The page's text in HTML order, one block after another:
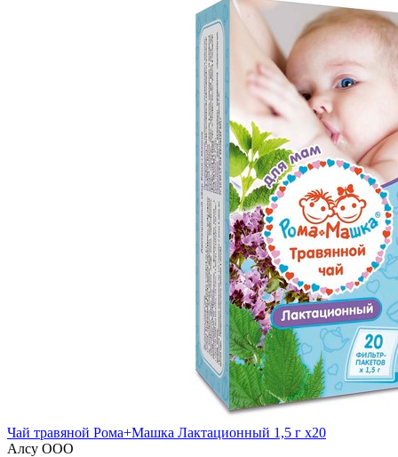
Чай травяной Рома+Машка Лактационный 1,5 г x20
Алсу ООО